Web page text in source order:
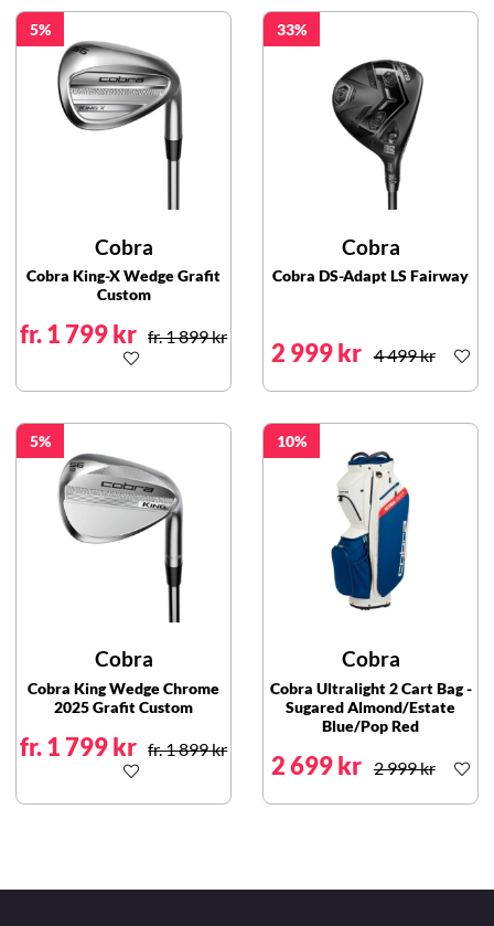
5
Cobra
Cobra King-X Wedge Grafit
Custom
fr. 1 799 kr fr. 1 899 kr
33
Cobra
Cobra DS-Adapt LS Fairway
2 999 kr 4 499 kr
5
Cobra
Cobra King Wedge Chrome
2025 Grafit Custom
fr. 1 799 kr fr. 1 899 kr
10
Cobra
Cobra Ultralight 2 Cart Bag -
Sugared Almond/Estate
Blue/Pop Red
2 699 kr 2 999 kr